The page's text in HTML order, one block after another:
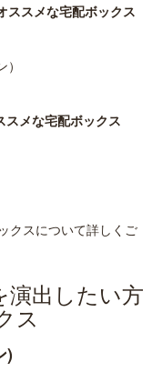
ススメな宅配ボックス
スメな宅配ボックス
クスについて詳しくご
演出したい方
ス
)